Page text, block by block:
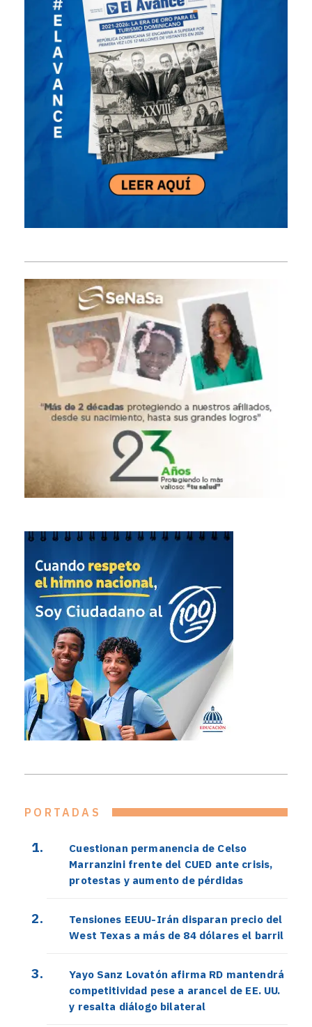
PORTADAS
Cuestionan permanencia de Celso
Marranzini frente del CUED ante crisis,
protestas y aumento de pérdidas
Tensiones EEUU-Irán disparan precio del
West Texas a más de 84 dólares el barril
Yayo Sanz Lovatón afirma RD mantendrá
competitividad pese a arancel de EE. UU.
y resalta diálogo bilateral